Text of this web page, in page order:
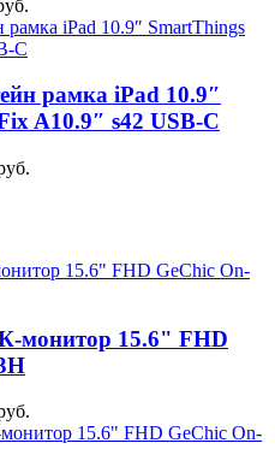
рамка iPad 10.9″
A10.9″ s42 USB-C
монитор 15.6" FHD